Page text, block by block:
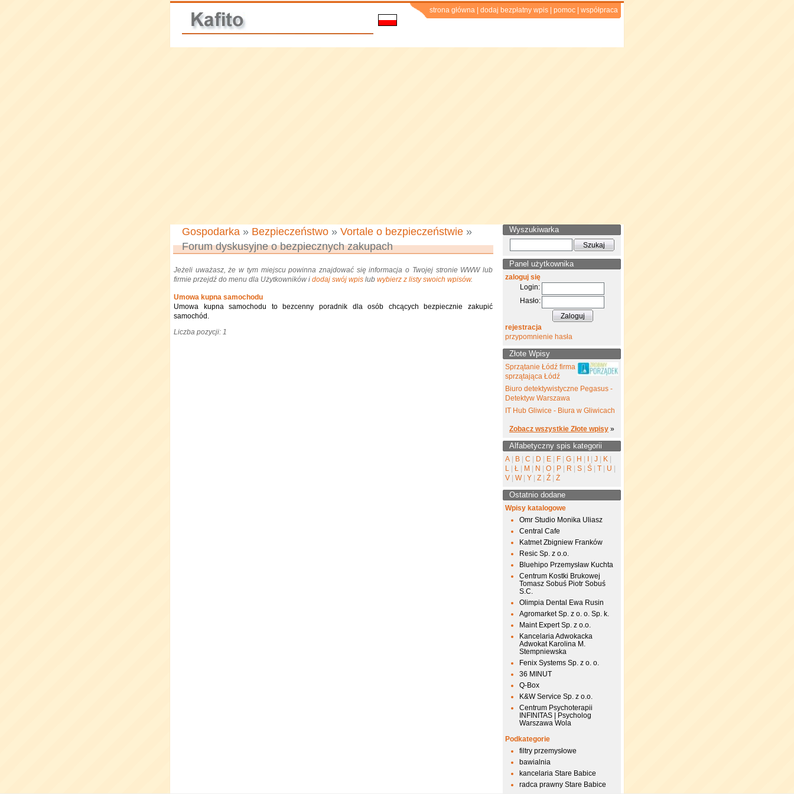
strona główna dodaj bezpłatny wpis pomoc współpraca
Gospodarka » Bezpieczeństwo » Vortale o bezpieczeństwie »
Forum dyskusyjne o bezpiecznych zakupach
Jeżeli uważasz, że w tym miejscu powinna znajdować się informacja o Twojej stronie WWW lub
firmie przejdź do menu dla Użytkowników i dodaj swój wpis lub wybierz z listy swoich wpisów.
Umowa kupna samochodu
Umowa kupna samochodu to bezcenny poradnik dla osób chcących bezpiecznie zakupić
samochód.
Liczba pozycji: 1
Wyszukiwarka
Panel użytkownika
zaloguj się
Login:
Hasło:
rejestracja
przypomnienie hasła
Złote Wpisy
Sprzątanie Łódź firma
sprzątająca Łódź
Biuro detektywistyczne Pegasus -
Detektyw Warszawa
IT Hub Gliwice - Biura w Gliwicach
Zobacz wszystkie Złote wpisy »
Alfabetyczny spis kategorii
A B C D E F G H J K
L
Ł M N O P R S Ś T U
V
W Y Z Ź Ż
Ostatnio dodane
Wpisy katalogowe
Omr Studio Monika Uliasz
Central Cafe
Katmet Zbigniew Franków
Resic Sp. z o.o.
Bluehipo Przemysław Kuchta
Centrum Kostki Brukowej
Tomasz Sobuś Piotr Sobuś
S.C.
Olimpia Dental Ewa Rusin
Agromarket Sp. z o. o. Sp. k.
Maint Expert Sp. z o.o.
Kancelaria Adwokacka
Adwokat Karolina M.
Stempniewska
Fenix Systems Sp. z o. o.
36 MINUT
Q-Box
K&W Service Sp. z o.o.
Centrum Psychoterapii
INFINITAS | Psycholog
Warszawa Wola
Podkategorie
filtry przemysłowe
bawialnia
kancelaria Stare Babice
radca prawny Stare Babice